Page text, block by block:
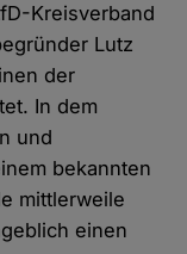
Kreisverband
Lutz
der
In dem
und
bekannten
mittlerweile
einen